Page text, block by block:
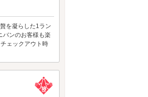
を凝らした1ラン
バンのお客様も楽
ェックアウト時